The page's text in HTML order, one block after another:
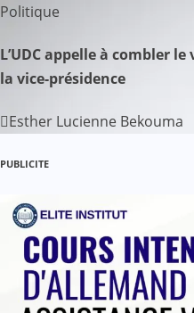
a
t
c
Politique
L’UDC appelle à combler
la vice-présidence
Esther Lucienne Bekouma
PUBLICITE